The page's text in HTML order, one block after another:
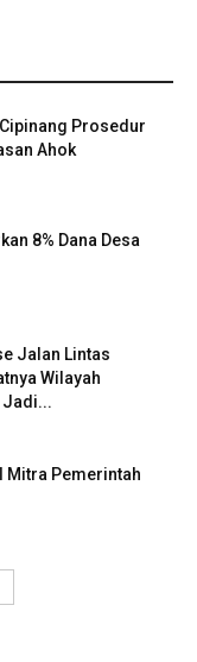
Prosedur
Ahok
8% Dana Desa
Jalan Lintas
Wilayah
Jadi...
Mitra Pemerintah